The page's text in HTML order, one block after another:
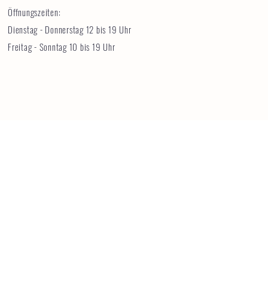
Öffnungszeiten:
Dienstag - Donnerstag 12 bis 19 Uhr
Freitag - Sonntag 10 bis 19 Uhr